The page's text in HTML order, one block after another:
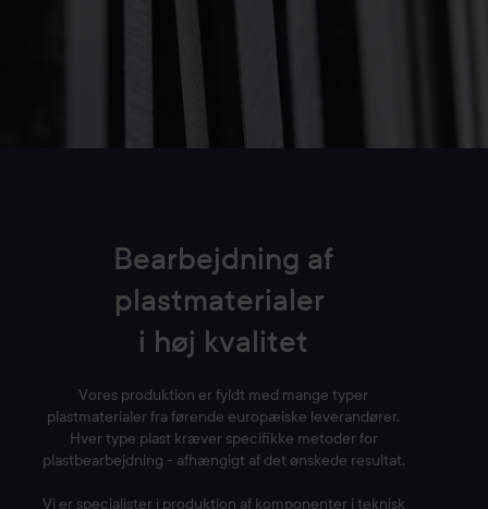
Bearbejdning af
plastmaterialer
i høj kvalitet
Vores produktion er fyldt med mange typer
plastmaterialer fra førende europæiske leverandører.
Hver type plast kræver specifikke metoder for
plastbearbejdning - afhængigt af det ønskede resultat.
Vi er specialister i produktion af komponenter i teknisk